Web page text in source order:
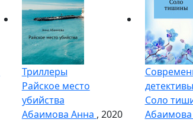
Триллеры
Райское место
убийства
Абаимова Анна , 2020
детективы
Соло